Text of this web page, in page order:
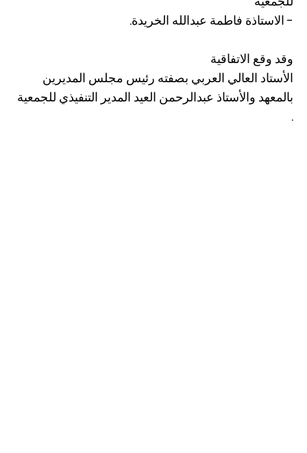
- الاستاذة فاطمة عبدالله الخريدة.
وقد وقع الاتفاقية
الأستاد العالي العربي بصفته رئيس مجلس المديرين
بالمعهد والأستاذ عبدالرحمن العيد المدير التنفيذي للجمعية
.